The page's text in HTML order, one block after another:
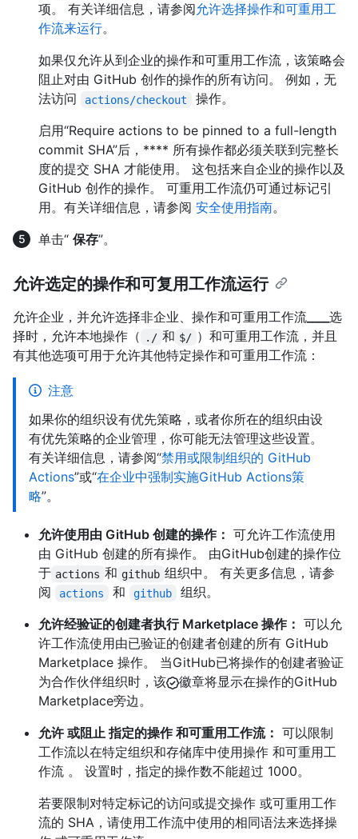
项。 有关详细信息，请参阅允许选择操作和可重用工
作流来运行。
如果仅允许从到企业的操作和可重用工作流，该策略会
阻止对由 GitHub 创作的操作的所有访问。 例如，无
法访问
actions/checkout
操作。
启用“Require actions to be pinned to a full-length
commit SHA”后，**** 所有操作都必须关联到完整长
度的提交 SHA 才能使用。 这包括来自企业的操作以及
GitHub 创作的操作。 可重用工作流仍可通过标记引
用。有关详细信息，请参阅 安全使用指南。
单击“ 保存”。
允许选定的操作和可复用工作流运行
允许企业，并允许选择非企业、操作和可重用工作流
选
择时，允许本地操作（
./ 和 $/ ）和可重用工作流，并且
有其他选项可用于允许其他特定操作和可重用工作流：
注意
如果你的组织设有优先策略，或者你所在的组织由设
有优先策略的企业管理，你可能无法管理这些设置。
有关详细信息，请参阅“禁用或限制组织的 GitHub
Actions”或“在企业中强制实施GitHub Actions策
略”。
允许使用由 GitHub 创建的操作： 可允许工作流使用
由 GitHub 创建的所有操作。 由GitHub创建的操作位
于 actions 和 github 组织中。 有关更多信息，请参
阅
actions 和 github
组织。
允许经验证的创建者执行 Marketplace 操作： 可以允
许工作流使用由已验证的创建者创建的所有 GitHub
Marketplace 操作。 当GitHub已将操作的创建者验证
为合作伙伴组织时，该
徽章将显示在操作的GitHub
Marketplace旁边。
允许 或阻止 指定的操作 和可重用工作流： 可以限制
工作流以在特定组织和存储库中使用操作 和可重用工
作流 。 设置时，指定的操作数不能超过 1000。
若要限制对特定标记的访问或提交操作 或可重用工作
流的 SHA，请使用工作流中使用的相同语法来选择操